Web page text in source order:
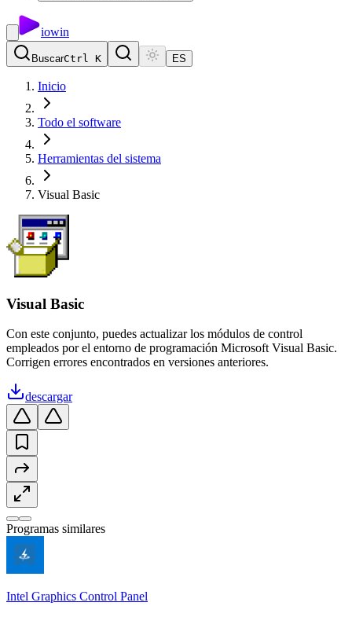
iowin
BuscarCtrl K ES
Inicio
Todo el software
Herramientas del sistema
Visual Basic
Visual Basic
Con este conjunto, puedes actualizar los módulos de control
empleados por el entorno de programación Microsoft Visual Basic.
Corrigen errores encontrados en versiones anteriores.
descargar
Programas similares
Intel Graphics Control Panel